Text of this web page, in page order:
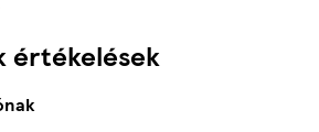
értékelések